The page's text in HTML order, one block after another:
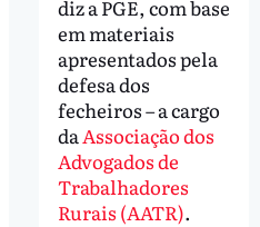
diz a PGE, com base
em materiais
apresentados pela
defesa dos
fecheiros – a cargo
da Associação dos
Advogados de
Trabalhadores
Rurais (AATR).